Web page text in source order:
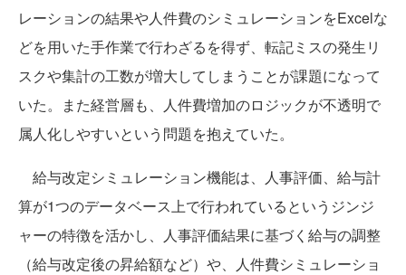
レーションの結果や人件費のシミュレーションをExcelな
どを用いた手作業で行わざるを得ず、転記ミスの発生リ
スクや集計の工数が増大してしまうことが課題になって
いた。また経営層も、人件費増加のロジックが不透明で
属人化しやすいという問題を抱えていた。
給与改定シミュレーション機能は、人事評価、給与計
算が1つのデータベース上で行われているというジンジ
ャーの特徴を活かし、人事評価結果に基づく給与の調整
（給与改定後の昇給額など）や、人件費シミュレーショ